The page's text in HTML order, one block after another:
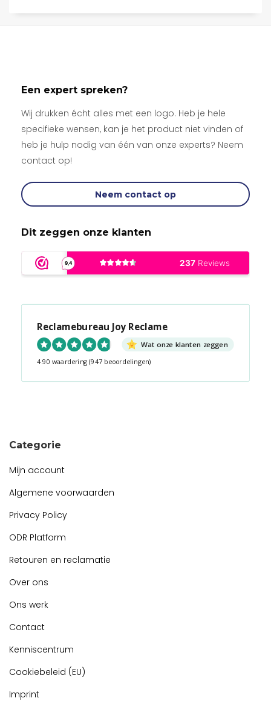
Een expert spreken?
Wij drukken écht alles met een logo. Heb je hele
specifieke wensen, kan je het product niet vinden of
heb je hulp nodig van één van onze experts? Neem
contact op!
Neem contact op
Dit zeggen onze klanten
Reclamebureau Joy Reclame
Wat onze klanten zeggen
4.90 waardering (947 beoordelingen)
Categorie
Mijn account
Algemene voorwaarden
Privacy Policy
ODR Platform
Retouren en reclamatie
Over ons
Ons werk
Contact
Kenniscentrum
Cookiebeleid (EU)
Imprint